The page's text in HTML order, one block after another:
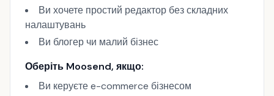
Ви хочете простий редактор без складних
налаштувань
Ви блогер чи малий бізнес
Оберіть Moosend, якщо:
Ви керуєте e-commerce бізнесом